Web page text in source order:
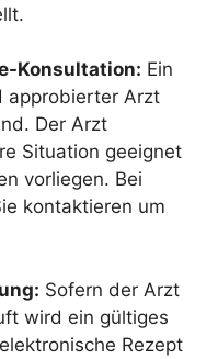
Konsultation: Ein
approbierter Arzt
Der Arzt
Situation geeignet
vorliegen. Bei
kontaktieren um
Sofern der Arzt
wird ein gültiges
Rezept